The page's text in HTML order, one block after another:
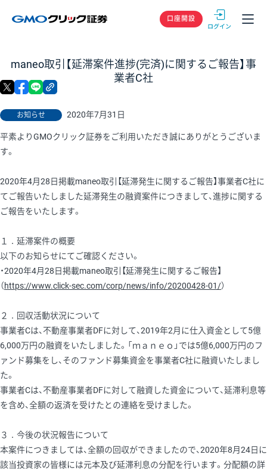
GMOクリック
口座開設
maneo取引【延滞案件進捗(完済)に関するご報告】事
業者C社
お知らせ 2020年7月31日
X facebook
平素よりGMOクリック証券をご利用いただき誠にありがとうございま
す。
2020年4月28日掲載maneo取引【延滞発生に関するご報告】事業者C社に
てご報告いたしました延滞発生の融資案件につきまして、進捗に関する
ご報告をいたします。
１．延滞案件の概要
以下のお知らせにてご確認ください。
・2020年4月28日掲載maneo取引【延滞発生に関するご報告】
（https://www.click-sec.com/corp/news/info/20200428-01/）
２．回収活動状況について
事業者Cは、不動産事業者DFに対して、2019年2月に仕入資金として5億
6,000万円の融資をいたしました。「ｍａｎｅｏ」では5億6,000万円のフ
ァンド募集をし、そのファンド募集資金を事業者C社に融資いたしまし
た。
事業者Cは、不動産事業者DFに対して融資した資金について、延滞利息等
を含め、全額の返済を受けたとの連絡を受けました。
３．今後の状況報告について
本案件につきましては、全額の回収ができましたので、2020年8月24日に
該当投資家の皆様には元本及び延滞利息の分配を行います。分配額の詳